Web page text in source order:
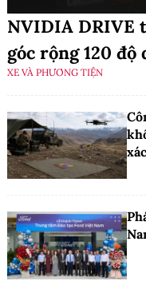
NVIDIA DRIVE
góc rộng 120
XE VÀ PHƯƠNG TIỆN